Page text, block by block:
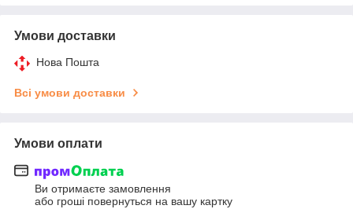
Умови доставки
Нова Пошта
Всі умови доставки
Умови оплати
Ви отримаєте замовлення
або гроші повернуться на вашу картку